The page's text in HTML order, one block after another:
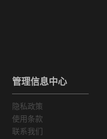
管理信息中心
隐私政策
使用条款
联系我们